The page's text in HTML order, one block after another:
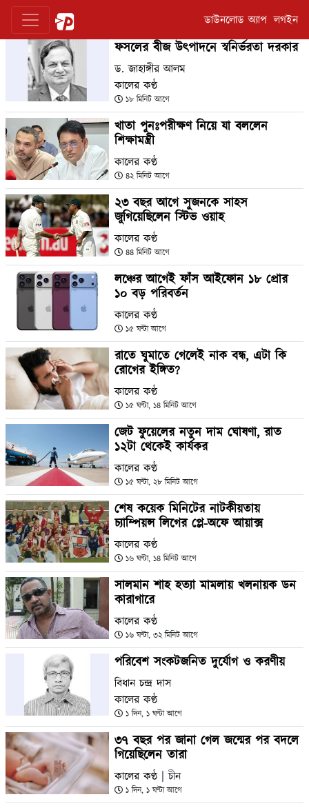
ডাউনলোড অ্যাপ লগইন
ফসলের বীজ উৎপাদনে স্বনির্ভরতা দরকার
ড. জাহাঙ্গীর আলম
কালের কণ্ঠ
১৮ মিনিট আগে
খাতা পুনঃপরীক্ষণ নিয়ে যা বললেন
শিক্ষামন্ত্রী
কালের কণ্ঠ
৪২ মিনিট আগে
২৩ বছর আগে সুজনকে সাহস
জুগিয়েছিলেন স্টিভ ওয়াহ
কালের কণ্ঠ
৪৪ মিনিট আগে
লঞ্চের আগেই ফাঁস আইফোন ১৮ প্রোর
১০ বড় পরিবর্তন
কালের কণ্ঠ
১৫ ঘণ্টা আগে
রাতে ঘুমাতে গেলেই নাক বন্ধ, এটা কি
রোগের ইঙ্গিত?
কালের কণ্ঠ
১৫ ঘণ্টা, ১৪ মিনিট আগে
জেট ফুয়েলের নতুন দাম ঘোষণা, রাত
১২টা থেকেই কার্যকর
কালের কণ্ঠ
১৫ ঘণ্টা, ২৮ মিনিট আগে
শেষ কয়েক মিনিটের নাটকীয়তায়
চ্যাম্পিয়ন্স লিগের প্লে-অফে আয়াক্স
কালের কণ্ঠ
১৬ ঘণ্টা, ১৪ মিনিট আগে
সালমান শাহ হত্যা মামলায় খলনায়ক ডন
কারাগারে
কালের কণ্ঠ
১৬ ঘণ্টা, ৩২ মিনিট আগে
পরিবেশ সংকটজনিত দুর্যোগ ও করণীয়
বিধান চন্দ্র দাস
কালের কণ্ঠ
১ দিন, ১ ঘণ্টা আগে
৩৭ বছর পর জানা গেল জন্মের পর বদলে
গিয়েছিলেন তারা
কালের কণ্ঠ | চীন
১ দিন, ১ ঘণ্টা আগে